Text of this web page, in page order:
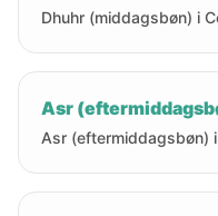
Dhuhr (middagsbøn) i
Asr
Asr (eftermiddagsbøn)